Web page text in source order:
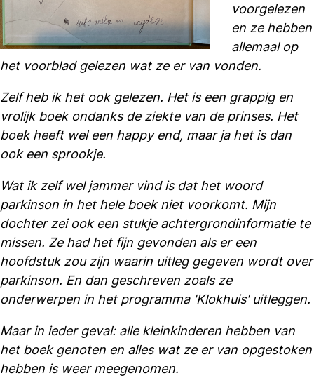
voorgelezen
en ze hebben
allemaal op
het voorblad gelezen wat ze er van vonden.
Zelf heb ik het ook gelezen. Het is een grappig en
vrolijk boek ondanks de ziekte van de prinses. Het
boek heeft wel een happy end, maar ja het is dan
ook een sprookje.
Wat ik zelf wel jammer vind is dat het woord
parkinson in het hele boek niet voorkomt. Mijn
dochter zei ook een stukje achtergrondinformatie te
missen. Ze had het fijn gevonden als er een
hoofdstuk zou zijn waarin uitleg gegeven wordt over
parkinson. En dan geschreven zoals ze
onderwerpen in het programma 'Klokhuis' uitleggen.
Maar in ieder geval: alle kleinkinderen hebben van
het boek genoten en alles wat ze er van opgestoken
hebben is weer meegenomen.